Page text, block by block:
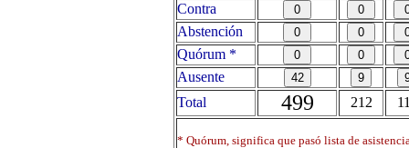
Contra
Abstención
Quórum *
Ausente
Total
499 212
* Quórum, significa que pasó lista de